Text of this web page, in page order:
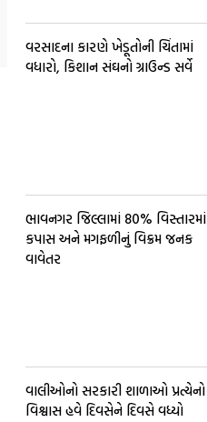
વરસાદના કારણે ખેડૂતોની ચિંતામાં
વધારો, કિશાન સંઘનો ગ્રાઉન્ડ સર્વે
ભાવનગર જિલ્લામાં 80% વિસ્તારમાં
કપાસ અને મગફળીનું વિક્રમ જનક
વાવેતર
વાલીઓનો સરકારી શાળાઓ પ્રત્યેનો
વિશ્વાસ હવે દિવસેને દિવસે વધ્યો